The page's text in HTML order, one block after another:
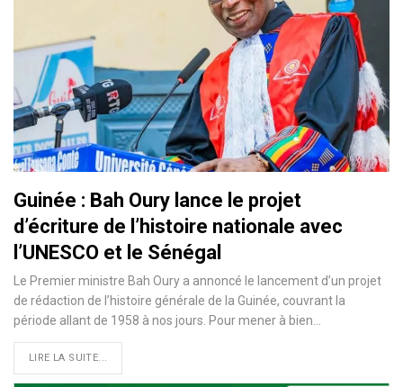
Guinée : Bah Oury lance le projet
d’écriture de l’histoire nationale avec
l’UNESCO et le Sénégal
Le Premier ministre Bah Oury a annoncé le lancement d’un projet
de rédaction de l’histoire générale de la Guinée, couvrant la
période allant de 1958 à nos jours. Pour mener à bien…
LIRE LA SUITE...